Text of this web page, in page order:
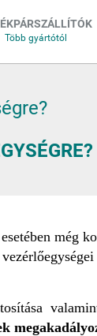
még